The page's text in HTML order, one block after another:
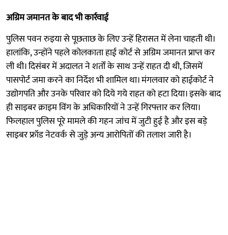
अग्रिम जमानत के बाद भी कार्रवाई
पुलिस पवन रुइया से पूछताछ के लिए उन्हें हिरासत में लेना चाहती थी।
हालांकि, उन्होंने पहले कोलकाता हाई कोर्ट से अग्रिम जमानत प्राप्त कर
ली थी। दिसंबर में अदालत ने शर्तों के साथ उन्हें राहत दी थी, जिसमें
पासपोर्ट जमा करने का निर्देश भी शामिल था। मंगलवार को हाईकोर्ट ने
उद्योगपति और उनके परिवार को दिये गये राहत को हटा दिया। इसके बाद
ही साइबर क्राइम विंग के अधिकारियों ने उन्हें गिरफ्तार कर लिया।
फिलहाल पुलिस पूरे मामले की गहन जांच में जुटी हुई है और इस बड़े
साइबर फ्रॉड नेटवर्क से जुड़े अन्य आरोपितों की तलाश जारी है।